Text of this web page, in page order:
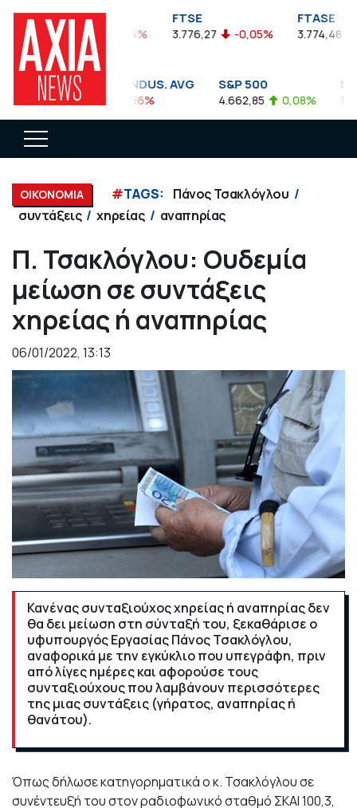
FTSEA
899,47 -0,04%
FTSE
3.776,27 -0,05%
FTASE
3.774,48
DOW JONES INDUS. AVG
35.911,81 -0,56%
S&P 500
4.662,85 0,08%
ΟΙΚΟΝΟΜΙΑ #TAGS:
Πάνος Τσακλόγλου
συντάξεις
χηρείας αναπηρίας
Π. Τσακλόγλου: Ουδεμία
μείωση σε συντάξεις
χηρείας ή αναπηρίας
06/01/2022, 13:13
Κανένας συνταξιούχος χηρείας ή αναπηρίας δεν
θα δει μείωση στη σύνταξή του, ξεκαθάρισε ο
υφυπουργός Εργασίας Πάνος Τσακλόγλου,
αναφορικά με την εγκύκλιο που υπεγράφη, πριν
από λίγες ημέρες και αφορούσε τους
συνταξιούχους που λαμβάνουν περισσότερες
της μιας συντάξεις (γήρατος, αναπηρίας ή
θανάτου).
Όπως δήλωσε κατηγορηματικά ο κ. Τσακλόγλου σε
συνέντευξή του στον ραδιοφωνικό σταθμό ΣΚΑΙ 100,3,